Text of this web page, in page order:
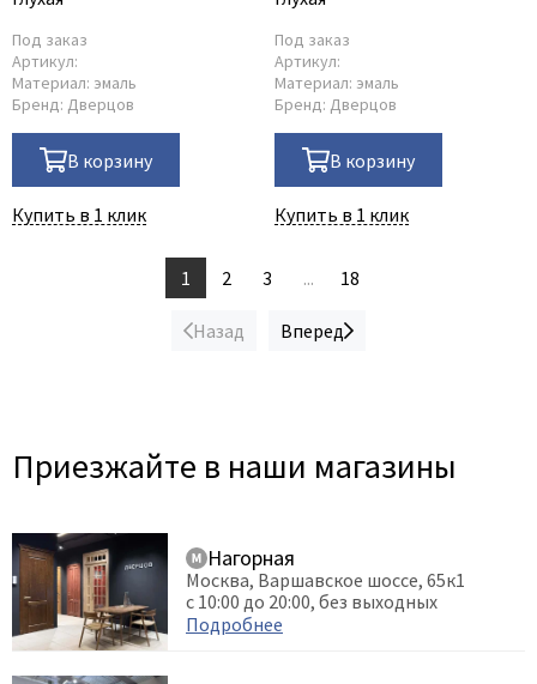
Под заказ
Артикул:
Материал: эмаль
Бренд: Дверцов
В корзину
Купить в 1 клик
Под заказ
Артикул:
Материал: эмаль
Бренд: Дверцов
В корзину
Купить в 1 клик
Назад
1 2 3 ... 18
Вперед
Приезжайте в наши магазины
Нагорная
Москва, Варшавское шоссе, 65к1
с 10:00 до 20:00, без выходных
Подробнее